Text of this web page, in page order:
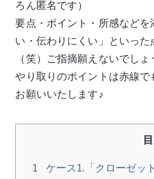
ろん匿名です）
要点・ポイント・所感など
い・伝わりにくい」といっ
（笑）ご指摘願えないでしょ
やり取りのポイントは赤線で
お願いいたします♪
1
ケース1.「クローゼッ